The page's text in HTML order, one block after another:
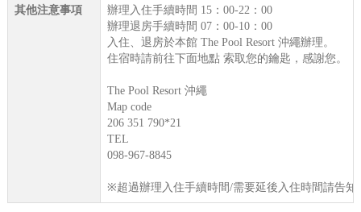
其他注意事項
辦理入住手續時間 15：00-22：00
辦理退房手續時間 07：00-10：00
入住、退房於本館 The Pool Resort 沖繩辦理。
住宿時請前往下面地點 索取您的鑰匙，感謝您。
The Pool Resort 沖繩
Map code
206 351 790*21
TEL
098-967-8845
※超過辦理入住手續時間/需要延後入住時間請告知